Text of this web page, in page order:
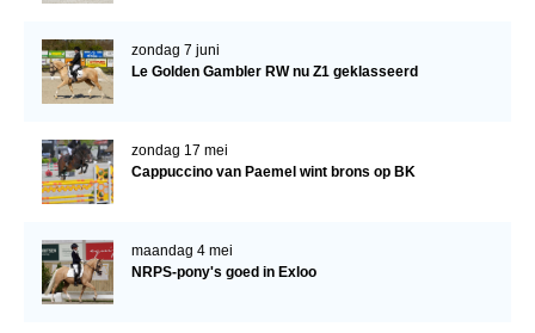
zondag 7 juni
Le Golden Gambler RW nu Z1 geklasseerd
zondag 17 mei
Cappuccino van Paemel wint brons op BK
maandag 4 mei
NRPS-pony's goed in Exloo